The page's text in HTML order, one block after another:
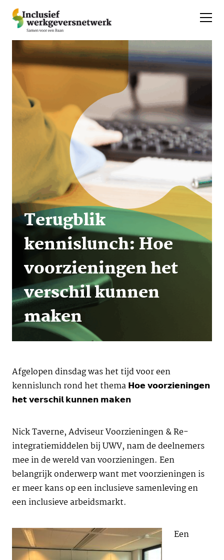
Terugblik
kennislunch: Hoe
voorzieningen het
verschil kunnen
maken
Afgelopen dinsdag was het tijd voor een
kennislunch rond het thema 𝗛𝗼𝗲 𝘃𝗼𝗼𝗿𝘇𝗶𝗲𝗻𝗶𝗻𝗴𝗲𝗻
𝗵𝗲𝘁 𝘃𝗲𝗿𝘀𝗰𝗵𝗶𝗹 𝗸𝘂𝗻𝗻𝗲𝗻 𝗺𝗮𝗸𝗲𝗻
Nick Taverne, Adviseur Voorzieningen & Re-
integratiemiddelen bij UWV, nam de deelnemers
mee in de wereld van voorzieningen. Een
belangrijk onderwerp want met voorzieningen is
er meer kans op een inclusieve samenleving en
een inclusieve arbeidsmarkt.
Een